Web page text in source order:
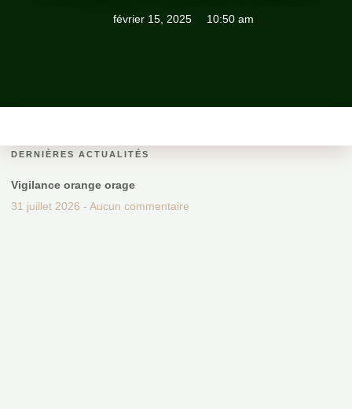
février 15, 2025 10:50 am
DERNIÈRES ACTUALITÉS
Vigilance orange orage
31 juillet 2026
Aucun commentaire